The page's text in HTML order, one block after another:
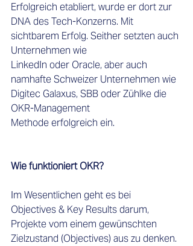
Erfolgreich etabliert, wurde er dort zur
DNA des Tech-Konzerns. Mit
sichtbarem Erfolg. Seither setzten auch
Unternehmen wie
LinkedIn oder Oracle, aber auch
namhafte Schweizer Unternehmen wie
Digitec Galaxus, SBB oder Zühlke die
OKR-Management
Methode erfolgreich ein.
Wie funktioniert OKR?
Im Wesentlichen geht es bei
Objectives & Key Results darum,
Projekte vom einem gewünschten
Zielzustand (Objectives) aus zu denken.